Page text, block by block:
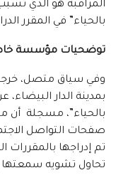
المراقبة هو الذي
بالحياء” في المقرر
توضحيات مؤسسة
وفي سياق متصل،
بمدينة الدار
بالحياء”، مسجلة أن
صفحات التواصل
تم إدراجها
تحاول تشويه سمعتها